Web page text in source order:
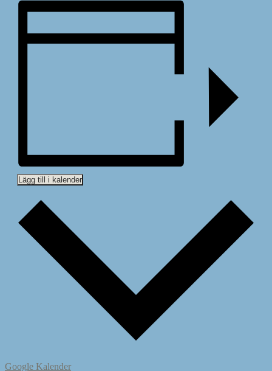
Lägg till i kalender
Google Kalender